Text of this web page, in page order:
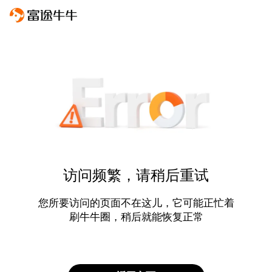
访问频繁，请稍后重试
您所要访问的页面不在这儿，它可能正忙着
刷牛牛圈，稍后就能恢复正常